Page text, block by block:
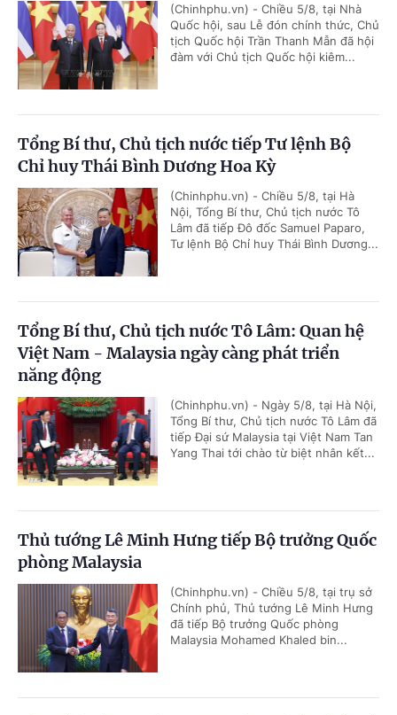
(Chinhphu.vn) - Chiều 5/8, tại Nhà
Quốc hội, sau Lễ đón chính thức, Chủ
tịch Quốc hội Trần Thanh Mẫn đã hội
đàm với Chủ tịch Quốc hội kiêm...
Tổng Bí thư, Chủ tịch nước tiếp Tư lệnh Bộ
Chỉ huy Thái Bình Dương Hoa Kỳ
(Chinhphu.vn) - Chiều 5/8, tại Hà
Nội, Tổng Bí thư, Chủ tịch nước Tô
Lâm đã tiếp Đô đốc Samuel Paparo,
Tư lệnh Bộ Chỉ huy Thái Bình Dương...
Tổng Bí thư, Chủ tịch nước Tô Lâm: Quan hệ
Việt Nam - Malaysia ngày càng phát triển
năng động
(Chinhphu.vn) - Ngày 5/8, tại Hà Nội,
Tổng Bí thư, Chủ tịch nước Tô Lâm đã
tiếp Đại sứ Malaysia tại Việt Nam Tan
Yang Thai tới chào từ biệt nhân kết...
Thủ tướng Lê Minh Hưng tiếp Bộ trưởng Quốc
phòng Malaysia
(Chinhphu.vn) - Chiều 5/8, tại trụ sở
Chính phủ, Thủ tướng Lê Minh Hưng
đã tiếp Bộ trưởng Quốc phòng
Malaysia Mohamed Khaled bin...